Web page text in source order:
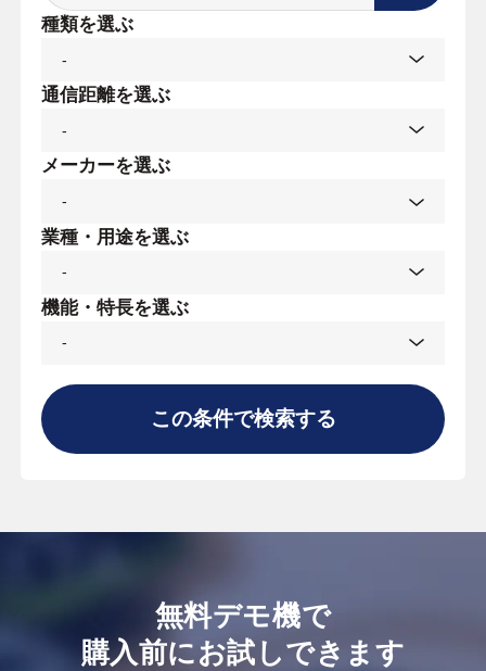
種類を選ぶ
通信距離を選ぶ
メーカーを選ぶ
業種・用途を選ぶ
機能・特長を選ぶ
この条件で検索する
無料デモ機で
購入前にお試しできます